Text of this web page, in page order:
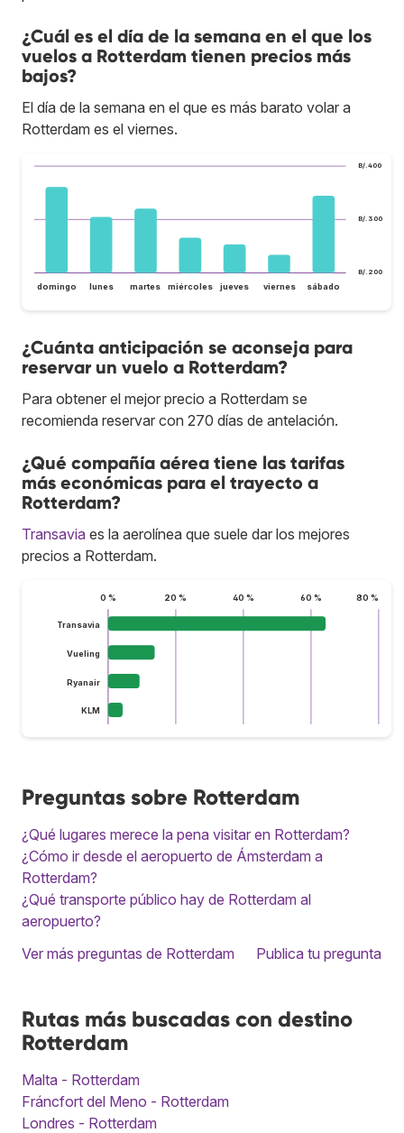
¿Cuál es el día de la semana en el que los
vuelos a Rotterdam tienen precios más
bajos?
El día de la semana en el que es más barato volar a
Rotterdam es el viernes.
B/.200
B/.300
B/.400
domingo lunes martes miércoles jueves viernes sábado
¿Cuánta anticipación se aconseja para
reservar un vuelo a Rotterdam?
Para obtener el mejor precio a Rotterdam se
recomienda reservar con 270 días de antelación.
¿Qué compañía aérea tiene las tarifas
más económicas para el trayecto a
Rotterdam?
Transavia es la aerolínea que suele dar los mejores
precios a Rotterdam.
0 % 20 % 40 % 60 % 80 %
Transavia
Vueling
Ryanair
KLM
Preguntas sobre Rotterdam
¿Qué lugares merece la pena visitar en Rotterdam?
¿Cómo ir desde el aeropuerto de Ámsterdam a
Rotterdam?
¿Qué transporte público hay de Rotterdam al
aeropuerto?
Ver más preguntas de Rotterdam
Publica tu pregunta
Rutas más buscadas con destino
Rotterdam
Malta - Rotterdam
Fráncfort del Meno - Rotterdam
Londres - Rotterdam